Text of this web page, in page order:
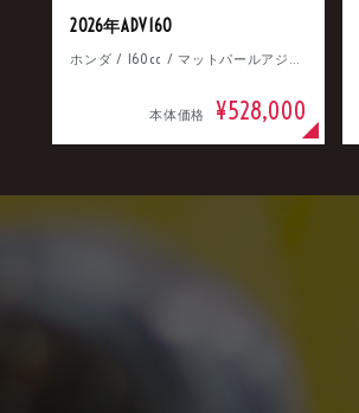
2026年ADV160
ホンダ / 160cc / マットパールアジャイルブルー
本体価格 ¥528,000